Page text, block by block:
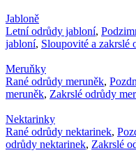
Jabloně
Letní odrůdy jabloní,
jabloní, Sloupovité a zakrslé
Meruňky
Rané odrůdy meruněk,
meruněk, Zakrslé odrůdy
Nektarinky
Rané odrůdy nektarinek,
odrůdy nektarinek, Zakrslé